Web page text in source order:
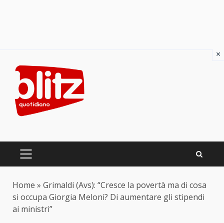
content
PRIMARY
Home » Grimaldi (Avs): “Cresce la povertà ma di cosa
si occupa Giorgia Meloni? Di aumentare gli stipendi
ai ministri”
×